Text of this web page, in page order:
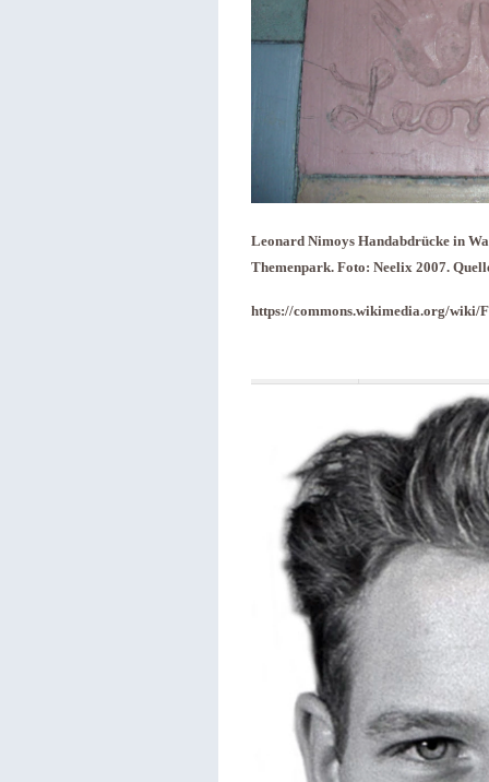
Leonard Nimoys Handabdrücke in
Themenpark. Foto: Neelix 2007.
https://commons.wikimedia.org/wiki/